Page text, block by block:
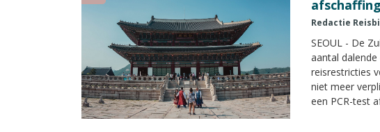
Redactie
SEOUL - De
aantal
reisrestricties
niet meer
een PCR-test